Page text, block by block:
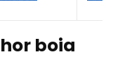
boia